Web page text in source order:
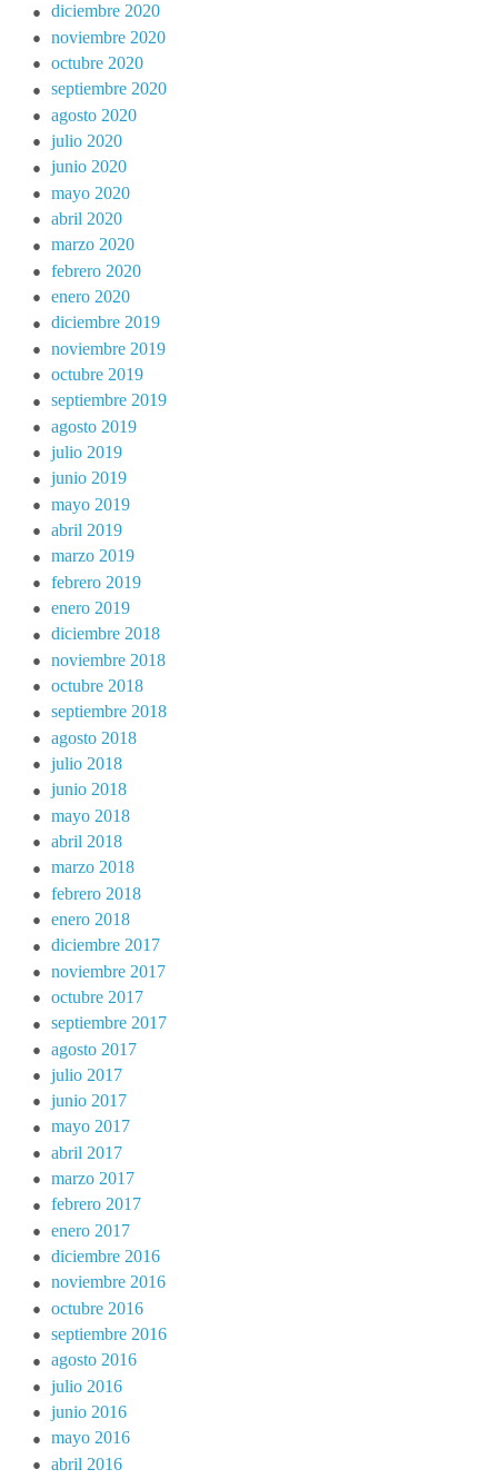
diciembre 2020
noviembre 2020
octubre 2020
septiembre 2020
agosto 2020
julio 2020
junio 2020
mayo 2020
abril 2020
marzo 2020
febrero 2020
enero 2020
diciembre 2019
noviembre 2019
octubre 2019
septiembre 2019
agosto 2019
julio 2019
junio 2019
mayo 2019
abril 2019
marzo 2019
febrero 2019
enero 2019
diciembre 2018
noviembre 2018
octubre 2018
septiembre 2018
agosto 2018
julio 2018
junio 2018
mayo 2018
abril 2018
marzo 2018
febrero 2018
enero 2018
diciembre 2017
noviembre 2017
octubre 2017
septiembre 2017
agosto 2017
julio 2017
junio 2017
mayo 2017
abril 2017
marzo 2017
febrero 2017
enero 2017
diciembre 2016
noviembre 2016
octubre 2016
septiembre 2016
agosto 2016
julio 2016
junio 2016
mayo 2016
abril 2016